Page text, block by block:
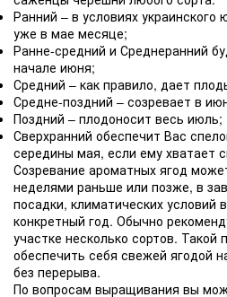
Ранний – в условиях
уже в мае месяце;
Ранне-средний и Среднеранний
начале июня;
Средний – как правило, дает
Средне-поздний – созревает в
Поздний – плодоносит весь июль;
Сверхранний обеспечит Вас
середины мая, если ему хватает
Созревание ароматных ягод
неделями раньше или позже, в
посадки, климатических условий
конкретный год. Обычно
участке несколько сортов. Такой
обеспечить себя свежей ягодой
без перерыва.
По вопросам выращивания вы